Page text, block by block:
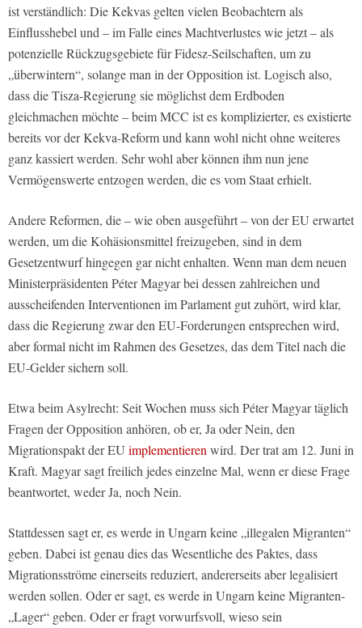
ist verständlich: Die Kekvas gelten vielen Beobachtern als
Einflusshebel und – im Falle eines Machtverlustes wie jetzt – als
potenzielle Rückzugsgebiete für Fidesz-Seilschaften, um zu
„überwintern“, solange man in der Opposition ist. Logisch also,
dass die Tisza-Regierung sie möglichst dem Erdboden
gleichmachen möchte – beim MCC ist es komplizierter, es existierte
bereits vor der Kekva-Reform und kann wohl nicht ohne weiteres
ganz kassiert werden. Sehr wohl aber können ihm nun jene
Vermögenswerte entzogen werden, die es vom Staat erhielt.
Andere Reformen, die – wie oben ausgeführt – von der EU erwartet
werden, um die Kohäsionsmittel freizugeben, sind in dem
Gesetzentwurf hingegen gar nicht enhalten. Wenn man dem neuen
Ministerpräsidenten Péter Magyar bei dessen zahlreichen und
ausscheifenden Interventionen im Parlament gut zuhört, wird klar,
dass die Regierung zwar den EU-Forderungen entsprechen wird,
aber formal nicht im Rahmen des Gesetzes, das dem Titel nach die
EU-Gelder sichern soll.
Etwa beim Asylrecht: Seit Wochen muss sich Péter Magyar täglich
Fragen der Opposition anhören, ob er, Ja oder Nein, den
Migrationspakt der EU implementieren wird. Der trat am 12. Juni in
Kraft. Magyar sagt freilich jedes einzelne Mal, wenn er diese Frage
beantwortet, weder Ja, noch Nein.
Stattdessen sagt er, es werde in Ungarn keine „illegalen Migranten“
geben. Dabei ist genau dies das Wesentliche des Paktes, dass
Migrationsströme einerseits reduziert, andererseits aber legalisiert
werden sollen. Oder er sagt, es werde in Ungarn keine Migranten-
„Lager“ geben. Oder er fragt vorwurfsvoll, wieso sein